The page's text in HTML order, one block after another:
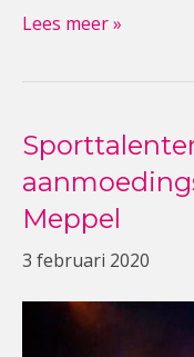
Lees meer »
Meppel
3 februari 2020